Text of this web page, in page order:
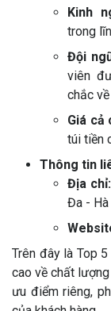
Kinh
trong
Đội
viên
chắc
Giá cả
túi tiền
Thông tin
Địa
Đa -
Trên đây là Top 5
cao về chất
ưu điểm riêng,